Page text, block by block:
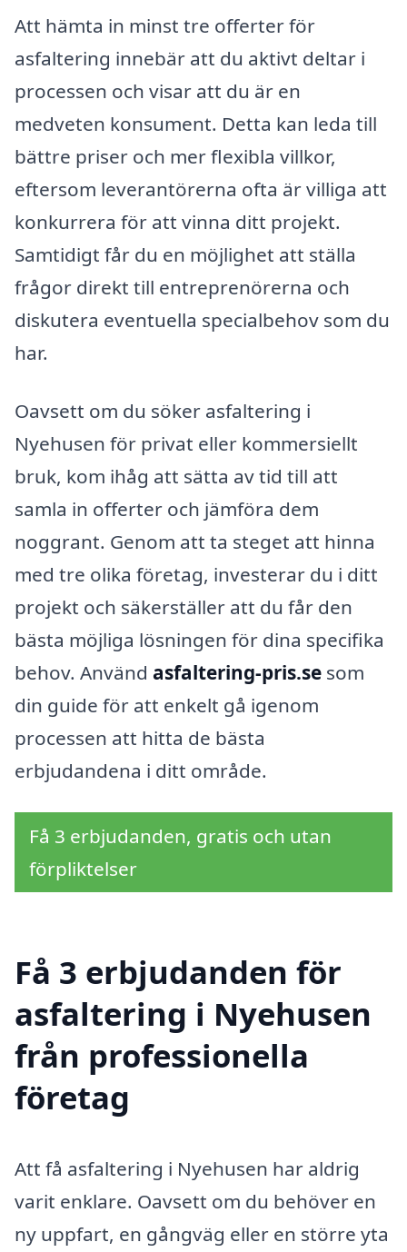
Att hämta in minst tre offerter för
asfaltering innebär att du aktivt deltar i
processen och visar att du är en
medveten konsument. Detta kan leda till
bättre priser och mer flexibla villkor,
eftersom leverantörerna ofta är villiga att
konkurrera för att vinna ditt projekt.
Samtidigt får du en möjlighet att ställa
frågor direkt till entreprenörerna och
diskutera eventuella specialbehov som du
har.
Oavsett om du söker asfaltering i
Nyehusen för privat eller kommersiellt
bruk, kom ihåg att sätta av tid till att
samla in offerter och jämföra dem
noggrant. Genom att ta steget att hinna
med tre olika företag, investerar du i ditt
projekt och säkerställer att du får den
bästa möjliga lösningen för dina specifika
behov. Använd asfaltering-pris.se som
din guide för att enkelt gå igenom
processen att hitta de bästa
erbjudandena i ditt område.
Få 3 erbjudanden, gratis och utan
förpliktelser
Få 3 erbjudanden för
asfaltering i Nyehusen
från professionella
företag
Att få asfaltering i Nyehusen har aldrig
varit enklare. Oavsett om du behöver en
ny uppfart, en gångväg eller en större yta